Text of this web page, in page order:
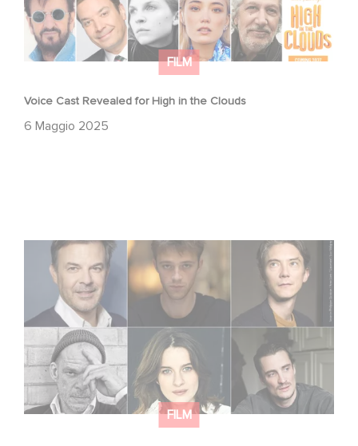
FILM
Voice Cast Revealed for High in the Clouds
6 Maggio 2025
FILM
Gaumont boards François Ozon’s feature adaptation of
Albert Camus’ ‘The Stranger’ starring Benjamin Voisin,
Rebecca Marder and Swann Arlaud